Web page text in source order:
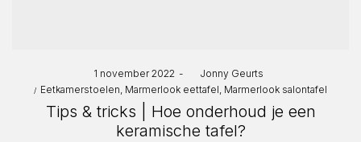
Posted
on
1 november 2022
Jonny Geurts
Posted
in
Eetkamerstoelen Marmerlook eettafel Marmerlook salontafel
Tips & tricks | Hoe onderhoud je een
keramische tafel?